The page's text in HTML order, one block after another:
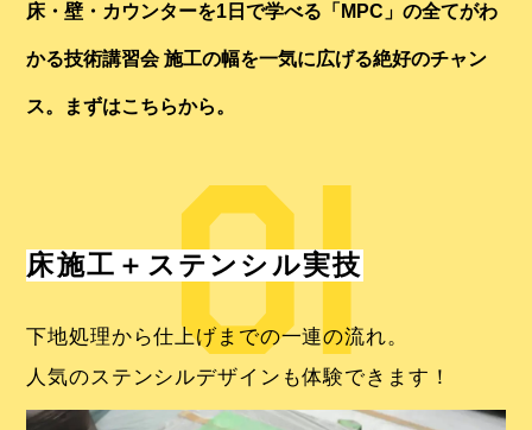
床・壁・カウンターを1日で学べる「MPC」の全てがわ
かる技術講習会 施工の幅を一気に広げる絶好のチャン
ス。まずはこちらから。
床施工＋ステンシル実技
下地処理から仕上げまでの一連の流れ。
人気のステンシルデザインも体験できます！